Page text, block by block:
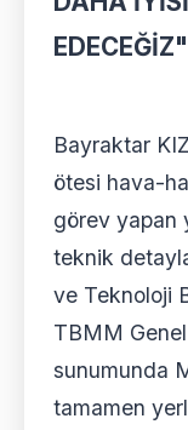
EDECEĞİZ"
Bayraktar
ötesi hava-
görev yapan
teknik
ve Teknoloji
TBMM
sunumunda
tamamen